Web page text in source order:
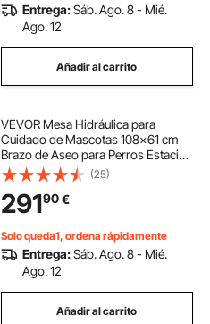
Entrega:Sáb. Ago. 8 - Mié.
Ago. 12
Añadir al carrito
VEVOR Mesa Hidráulica para
Cuidado de Mascotas 108x61 cm
Brazo de Aseo para Perros Estación
de Aseo para Perros Altura
Ajustable 56,2-101 cm Mesa
Antideslizante para Perros Carga
Máxima de 182 kg
(25)
29190€
Solo queda1, ordena rápidamente
Entrega:Sáb. Ago. 8 - Mié.
Ago. 12
Añadir al carrito